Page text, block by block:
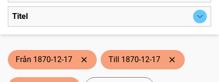
Titel
Från 1870-12-17 Till 1870-12-17